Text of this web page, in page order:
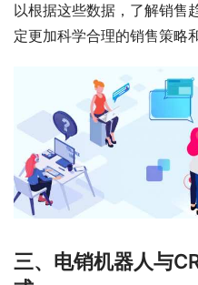
以根据这些数据，了解销售
定更加科学合理的销售策略
三、电销机器人与